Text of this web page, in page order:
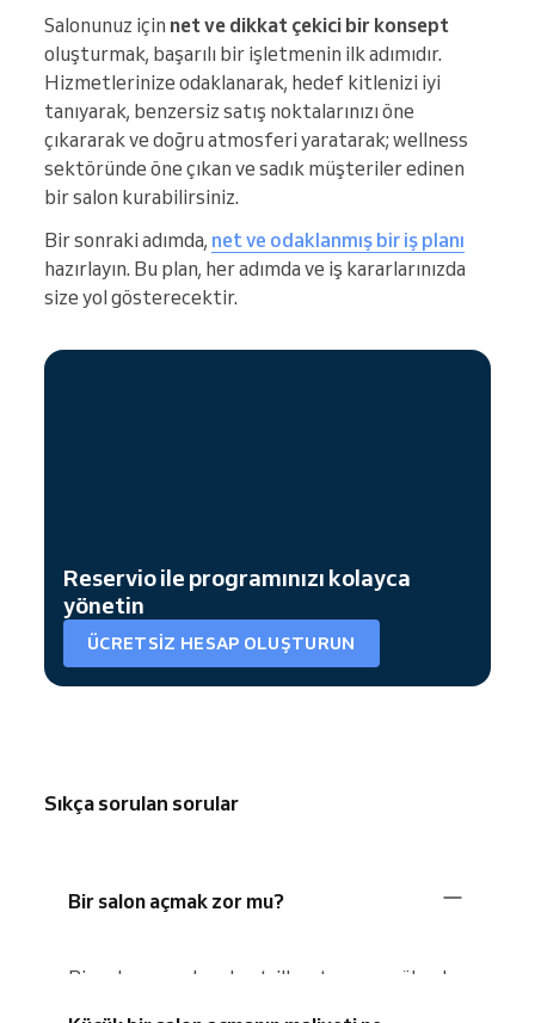
Salonunuz için net ve dikkat çekici bir konsept
oluşturmak, başarılı bir işletmenin ilk adımıdır.
Hizmetlerinize odaklanarak, hedef kitlenizi iyi
tanıyarak, benzersiz satış noktalarınızı öne
çıkararak ve doğru atmosferi yaratarak; wellness
sektöründe öne çıkan ve sadık müşteriler edinen
bir salon kurabilirsiniz.
Bir sonraki adımda, net ve odaklanmış bir iş planı
hazırlayın. Bu plan, her adımda ve iş kararlarınızda
size yol gösterecektir.
Reservio ile programınızı kolayca
yönetin
ÜCRETSIZ HESAP OLUŞTURUN
Sıkça sorulan sorular
Bir salon açmak zor mu?
Bir salon açmak; ruhsat, ilk yatırım ve yüksek